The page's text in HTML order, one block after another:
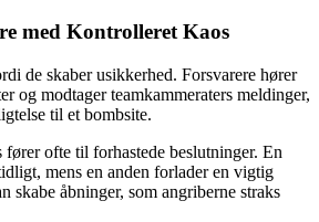
med Kontrolleret Kaos
de skaber usikkerhed. Forsvarere hører
og modtager teamkammeraters meldinger,
til et bombsite.
ofte til forhastede beslutninger. En
mens en anden forlader en vigtig
skabe åbninger, som angriberne straks